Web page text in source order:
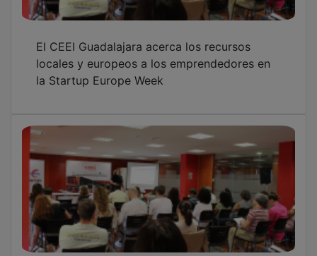
Startup Europe Week
El CEEI Guadalajara abrirá sus puertas el 11
de junio para conectar innovación y empresa